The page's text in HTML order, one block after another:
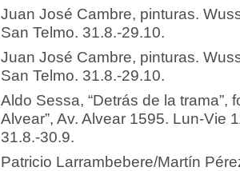
Juan José Cambre, pinturas.
San Telmo. 31.8.-29.10.
Juan José Cambre, pinturas.
San Telmo. 31.8.-29.10.
Aldo Sessa, “Detrás de la trama”,
Alvear”, Av. Alvear 1595. Lun-Vie
31.8.-30.9.­
Patricio Larrambebere/Martín